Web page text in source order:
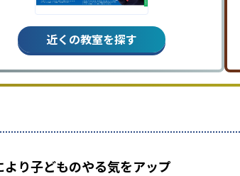
近くの教室を探す
り子どものやる気をアップ